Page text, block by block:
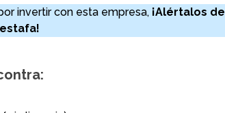
invertir con esta empresa, ¡Alértalos de